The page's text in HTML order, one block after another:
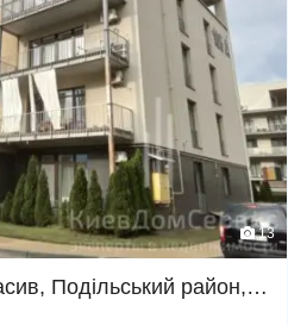
13
Ліпінка, Мостицький масив, Подільський район, продам 3к. квартиру